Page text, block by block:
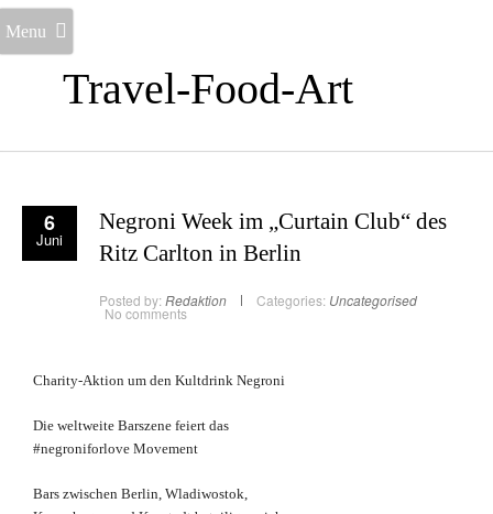
Travel-Food-Art
Menu
6
Juni
Negroni Week im „Curtain Club“ des
Ritz Carlton in Berlin
Posted by: Redaktion Categories: Uncategorised
No comments
Charity-Aktion um den Kultdrink Negroni
Die weltweite Barszene feiert das
#negroniforlove Movement
Bars zwischen Berlin, Wladiwostok,